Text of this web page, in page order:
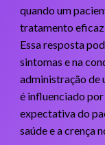
quando um
tratamento
Essa resposta
sintomas e na
administração de
é influenciado
expectativa do
saúde e a crença